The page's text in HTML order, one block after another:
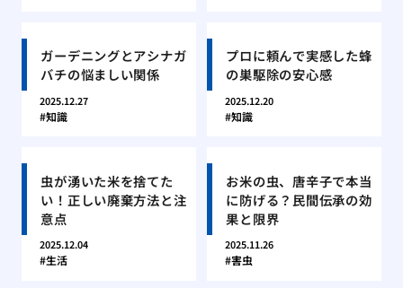
ガーデニングとアシナガ
バチの悩ましい関係
2025.12.27
知識
プロに頼んで実感した蜂
の巣駆除の安心感
2025.12.20
知識
虫が湧いた米を捨てた
い！正しい廃棄方法と注
意点
2025.12.04
生活
お米の虫、唐辛子で本当
に防げる？民間伝承の効
果と限界
2025.11.26
害虫